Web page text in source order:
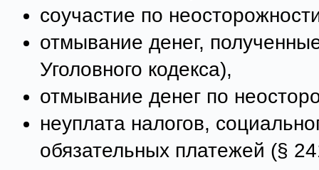
соучастие по
отмывание денег,
Уголовного кодекса),
отмывание денег по
неуплата налогов,
обязательных платежей (§